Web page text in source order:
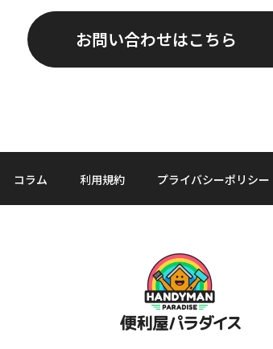
お問い合わせはこちら
コラム 利用規約 プライバシーポリシー